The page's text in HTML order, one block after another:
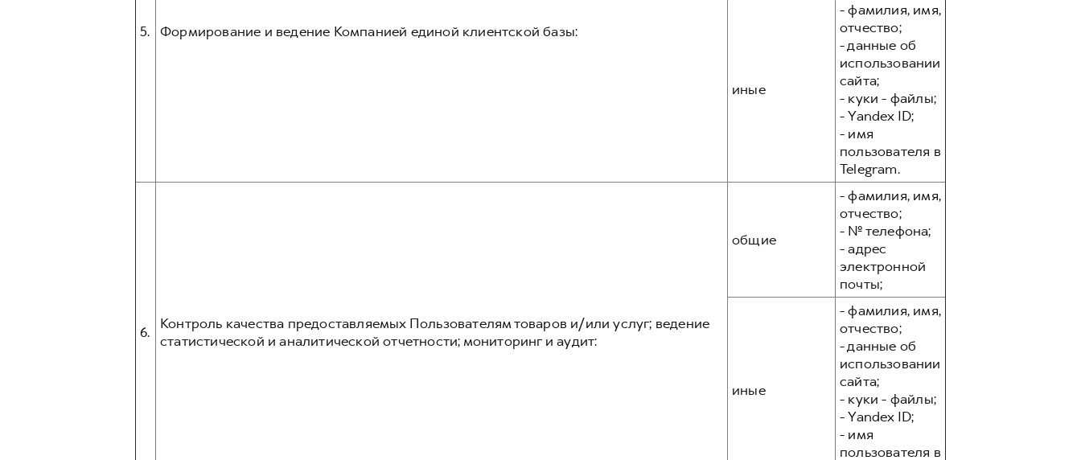
5. Формирование и ведение Компанией единой клиентской базы:
иные
- фамилия, имя,
отчество;
- данные об
использовании
сайта;
- куки - файлы;
- Yandex ID;
- имя
пользователя в
Telegram.
6.
Контроль качества предоставляемых Пользователям товаров и/или услуг; ведение
статистической и аналитической отчетности; мониторинг и аудит:
общие
- фамилия, имя,
отчество;
- № телефона;
- адрес
электронной
почты;
иные
- фамилия, имя,
отчество;
- данные об
использовании
сайта;
- куки - файлы;
- Yandex ID;
- имя
пользователя в